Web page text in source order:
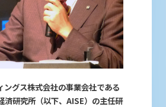
ングス株式会社の事業会社である
済研究所（以下、AISE）の主任研